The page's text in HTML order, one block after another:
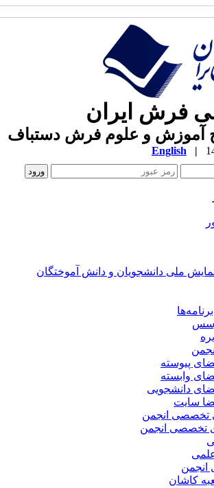
فرش ایران
آموزش و علوم فرش دستباف
|
English
ملی دانشجویان و دانش آموختگان
پیوسته
وابسته
دانشجویی
سایت
انجمن
تخصصی انجمن
کاشان